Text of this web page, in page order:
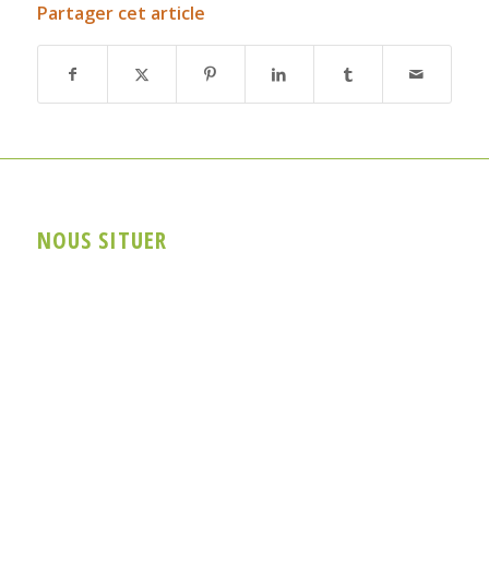
Partager cet article
NOUS SITUER